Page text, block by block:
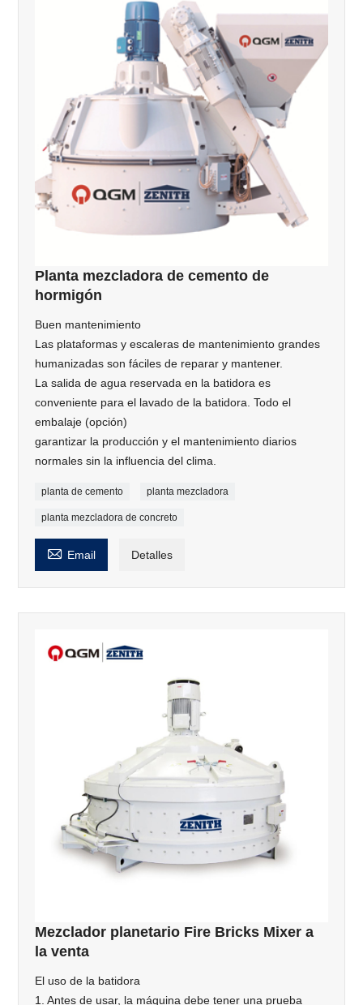
Planta mezcladora de cemento de
hormigón
Buen mantenimiento
Las plataformas y escaleras de mantenimiento grandes
humanizadas son fáciles de reparar y mantener.
La salida de agua reservada en la batidora es
conveniente para el lavado de la batidora. Todo el
embalaje (opción)
garantizar la producción y el mantenimiento diarios
normales sin la influencia del clima.
planta de cemento planta mezcladora
planta mezcladora de concreto
 Email Detalles
Mezclador planetario Fire Bricks Mixer a
la venta
El uso de la batidora
1. Antes de usar, la máquina debe tener una prueba